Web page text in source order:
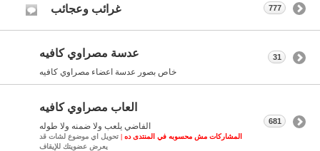
غرائب وعجائب 777
عدسة مصراوي كافيه
خاص بصور عدسة اعضاء مصراوي كافيه
31
العاب مصراوي كافيه
الفاضي يلعب ولا ضمنه ولا طوله
المشاركات مش محسوبه في المنتدى ده | تحويل اي موضوع لشات قد
يعرض عضويتك للإيقاف
681